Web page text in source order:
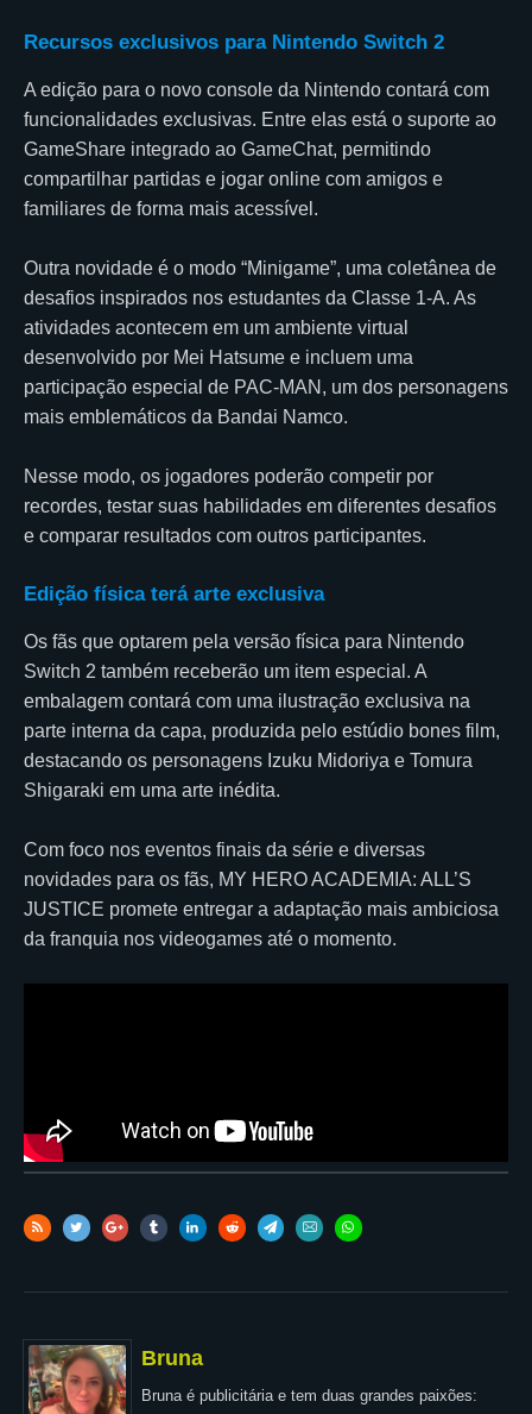
Recursos exclusivos para Nintendo Switch 2
A edição para o novo console da Nintendo contará com
funcionalidades exclusivas. Entre elas está o suporte ao
GameShare integrado ao GameChat, permitindo
compartilhar partidas e jogar online com amigos e
familiares de forma mais acessível.
Outra novidade é o modo “Minigame”, uma coletânea de
desafios inspirados nos estudantes da Classe 1-A. As
atividades acontecem em um ambiente virtual
desenvolvido por Mei Hatsume e incluem uma
participação especial de PAC-MAN, um dos personagens
mais emblemáticos da Bandai Namco.
Nesse modo, os jogadores poderão competir por
recordes, testar suas habilidades em diferentes desafios
e comparar resultados com outros participantes.
Edição física terá arte exclusiva
Os fãs que optarem pela versão física para Nintendo
Switch 2 também receberão um item especial. A
embalagem contará com uma ilustração exclusiva na
parte interna da capa, produzida pelo estúdio bones film,
destacando os personagens Izuku Midoriya e Tomura
Shigaraki em uma arte inédita.
Com foco nos eventos finais da série e diversas
novidades para os fãs, MY HERO ACADEMIA: ALL’S
JUSTICE promete entregar a adaptação mais ambiciosa
da franquia nos videogames até o momento.
Bruna
Bruna é publicitária e tem duas grandes paixões: